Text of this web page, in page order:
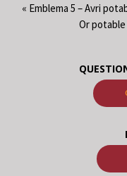
« Emblema 5 – Avri
Or